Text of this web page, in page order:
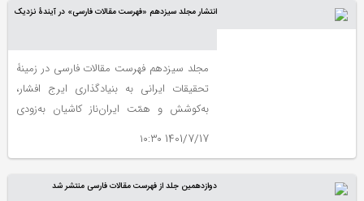
انتشار مجلد سیزدهم «فهرست مقالات فارسی» در آیندۀ نزدیک
مجلد سیزدهم فهرست مقالات فارسی در زمینۀ
تحقیقات ایرانی به بنیادگذاری ایرج افشار،
به‌کوشش و همّت ایران‌ناز کاشیان به‌زودی
1401/7/17 ۱۰:۳۰
دوازدهمین جلد از فهرست مقالات فارسی منتشر شد